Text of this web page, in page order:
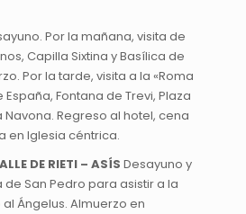
Por la mañana, visita de
Capilla Sixtina y Basílica de
Por la tarde, visita a la «Roma
Fontana de Trevi, Plaza
Navona. Regreso al hotel, cena
en Iglesia céntrica.
DE RIETI – ASÍS Desayuno y
San Pedro para asistir a la
Ángelus. Almuerzo en